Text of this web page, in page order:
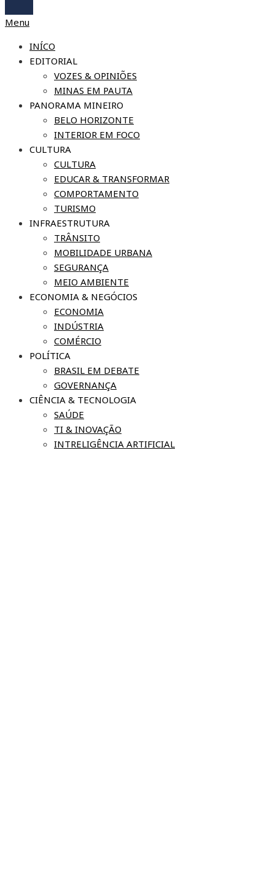
Menu
INÍCO
EDITORIAL
VOZES & OPINIÕES
MINAS EM PAUTA
PANORAMA MINEIRO
BELO HORIZONTE
INTERIOR EM FOCO
CULTURA
CULTURA
EDUCAR & TRANSFORMAR
COMPORTAMENTO
TURISMO
INFRAESTRUTURA
TRÂNSITO
MOBILIDADE URBANA
SEGURANÇA
MEIO AMBIENTE
ECONOMIA & NEGÓCIOS
ECONOMIA
INDÚSTRIA
COMÉRCIO
POLÍTICA
BRASIL EM DEBATE
GOVERNANÇA
CIÊNCIA & TECNOLOGIA
SAÚDE
TI & INOVAÇÃO
INTRELIGÊNCIA ARTIFICIAL